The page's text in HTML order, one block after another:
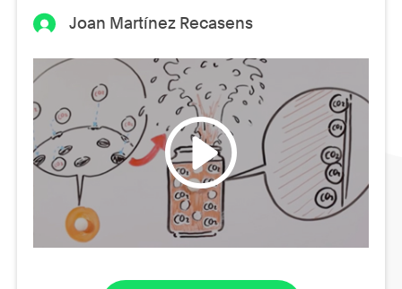
Joan Martínez Recasens